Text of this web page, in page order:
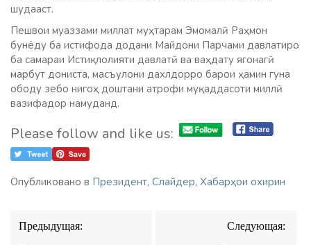
шудааст.
Пешвои муаззами миллат муҳтарам Эмомалӣ Раҳмон
бунёду ба истифода додани Майдони Парчами давлатиро
ба самараи Истиқлолияти давлатӣ ва ваҳдату ягонагӣ
марбут дониста, масъулони дахлдорро барои ҳамин гуна
ободу зебо нигоҳ доштани атрофи муқаддасоти миллӣ
вазифадор намуданд.
Please follow and like us:
Опубликовано в Президент, Слайдер, Хабарҳои охирин
Навигация
по
Предыдущая: Следующая: